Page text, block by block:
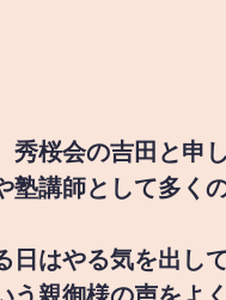
桜会の吉田と申し
講師として多く
日はやる気を出し